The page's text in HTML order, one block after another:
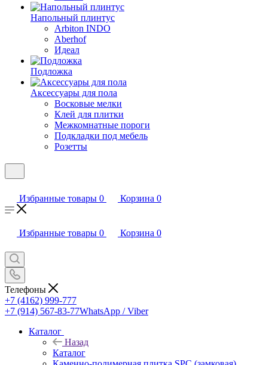
Напольный плинтус
Arbiton INDO
Aberhof
Идеал
Подложка
Аксессуары для пола
Восковые мелки
Клей для плитки
Межкомнатные пороги
Подкладки под мебель
Розетты
Избранные товары 0 Корзина 0
Избранные товары 0 Корзина 0
Телефоны
+7 (4162) 999-777
+7 (914) 567-83-77WhatsApp / Viber
Каталог
Назад
Каталог